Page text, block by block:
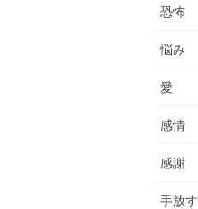
恐怖
悩み
愛
感情
感謝
手放す